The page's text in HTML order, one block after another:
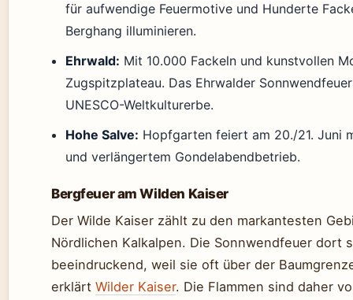
für aufwendige Feuermotive und Hunderte
Berghang illuminieren.
Ehrwald: Mit 10.000 Fackeln und kunstvollen
Zugspitzplateau. Das Ehrwalder
UNESCO-Weltkulturerbe.
Hohe Salve: Hopfgarten feiert am 20./21. Juni
und verlängertem Gondelabendbetrieb.
Bergfeuer am Wilden Kaiser
Der Wilde Kaiser zählt zu den markantesten
Nördlichen Kalkalpen. Die Sonnwendfeuer dort
beeindruckend, weil sie oft über der
erklärt Wilder Kaiser. Die Flammen sind daher